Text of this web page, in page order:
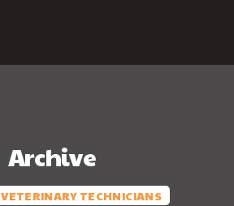
Archive
VETERINARY TECHNICIANS